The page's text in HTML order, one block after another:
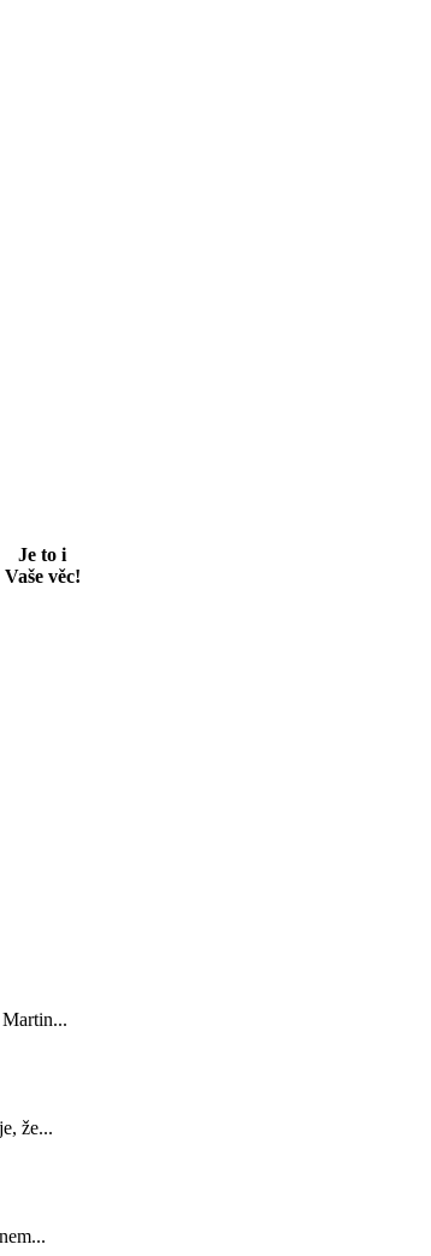
Je to i
Vaše věc!
že...